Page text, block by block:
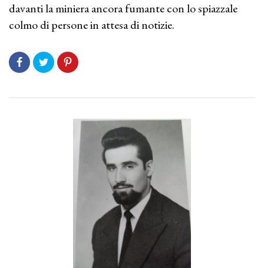
davanti la miniera ancora fumante con lo spiazzale
colmo di persone in attesa di notizie.